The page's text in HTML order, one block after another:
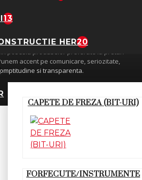
13
HER20
CAPETE DE FREZA (BIT-URI)
FORFECUTE/INSTRUMENTE
tanara si dornica sa ajutam cat mai multi
posesia produselor preferate la preturi
accent pe comunicare, seriozitate,
si transparenta.